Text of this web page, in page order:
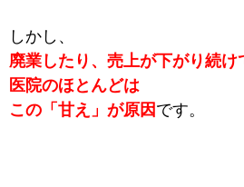
しかし、
廃業したり、売上が下がり続け
医院のほとんどは
この「甘え」が原因 です。